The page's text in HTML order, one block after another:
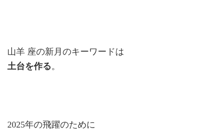
山羊 座の新月のキーワードは
土台を作る。
2025年の飛躍のために